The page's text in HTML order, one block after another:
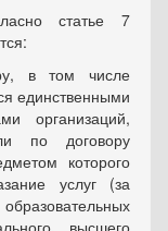
статье 7
в том числе
единственными
организаций,
по договору
которого
услуг (за